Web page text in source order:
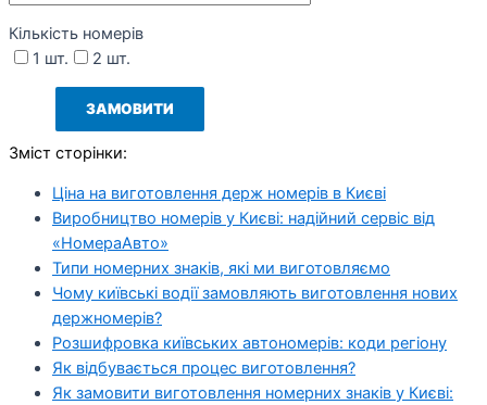
Кількість номерів
1 шт.
2 шт.
Зміст сторінки:
Ціна на виготовлення держ номерів в Києві
Виробництво номерів у Києві: надійний сервіс від
«НомераАвто»
Типи номерних знаків, які ми виготовляємо
Чому київські водії замовляють виготовлення нових
держномерів?
Розшифровка київських автономерів: коди регіону
Як відбувається процес виготовлення?
Як замовити виготовлення номерних знаків у Києві: